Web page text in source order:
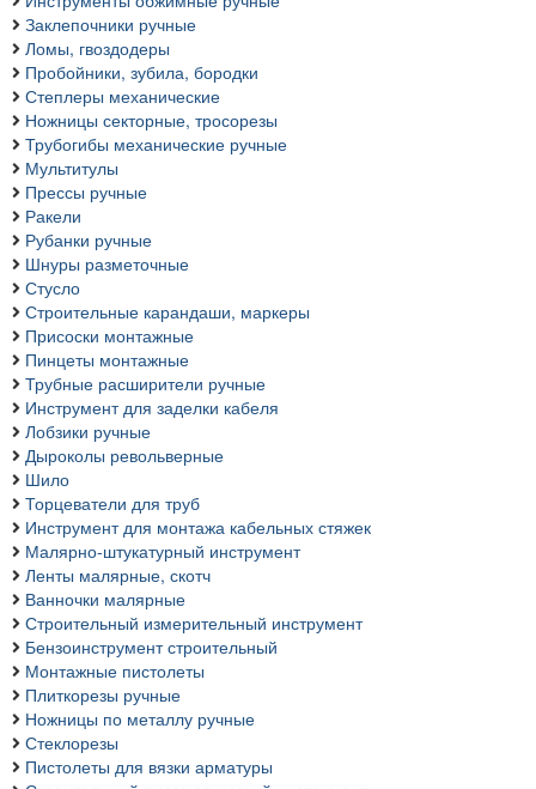
Заклепочники ручные
Ломы, гвоздодеры
Пробойники, зубила, бородки
Степлеры механические
Ножницы секторные, тросорезы
Трубогибы механические ручные
Мультитулы
Прессы ручные
Ракели
Рубанки ручные
Шнуры разметочные
Стусло
Строительные карандаши, маркеры
Присоски монтажные
Пинцеты монтажные
Трубные расширители ручные
Инструмент для заделки кабеля
Лобзики ручные
Дыроколы револьверные
Шило
Торцеватели для труб
Инструмент для монтажа кабельных стяжек
Малярно-штукатурный инструмент
Ленты малярные, скотч
Ванночки малярные
Строительный измерительный инструмент
Бензоинструмент строительный
Монтажные пистолеты
Плиткорезы ручные
Ножницы по металлу ручные
Стеклорезы
Пистолеты для вязки арматуры